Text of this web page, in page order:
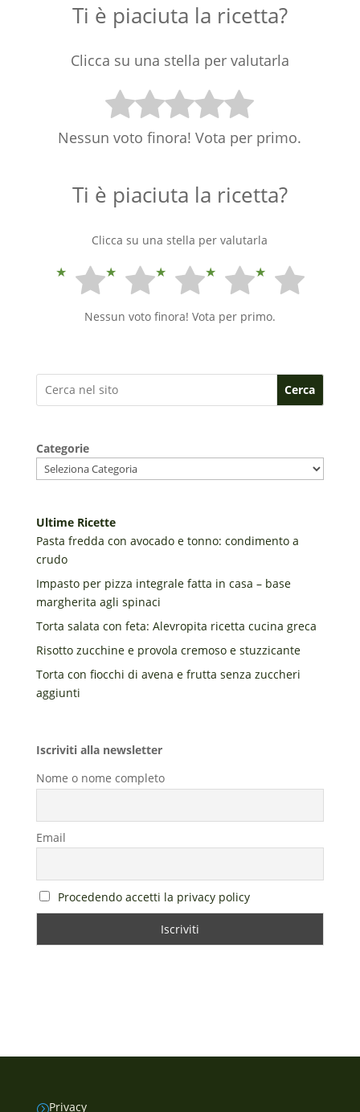
Ti è piaciuta la ricetta?
Clicca su una stella per valutarla
Nessun voto finora! Vota per primo.
Ti è piaciuta la ricetta?
Clicca su una stella per valutarla
Nessun voto finora! Vota per primo.
Cerca
Categorie
Ultime Ricette
Pasta fredda con avocado e tonno: condimento a
crudo
Impasto per pizza integrale fatta in casa – base
margherita agli spinaci
Torta salata con feta: Alevropita ricetta cucina greca
Risotto zucchine e provola cremoso e stuzzicante
Torta con fiocchi di avena e frutta senza zuccheri
aggiunti
Iscriviti alla newsletter
Nome o nome completo
Email
Procedendo accetti la privacy policy
=Privacy